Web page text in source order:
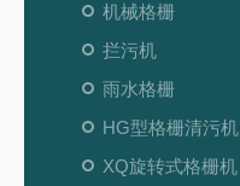
机械格栅
拦污机
雨水格栅
HG型格栅清污机
XQ旋转式格栅机